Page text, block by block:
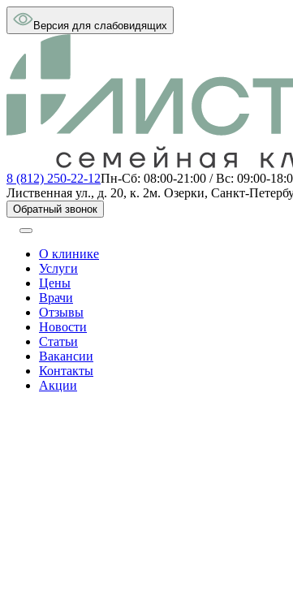
Версия для слабовидящих
8 (812) 250-22-12Пн-Сб: 08:00-21:00 / Вс: 09:00-
Лиственная ул., д. 20, к. 2м. Озерки, Санкт-
Обратный звонок
О клинике
Услуги
Цены
Врачи
Отзывы
Новости
Статьи
Вакансии
Контакты
Акции